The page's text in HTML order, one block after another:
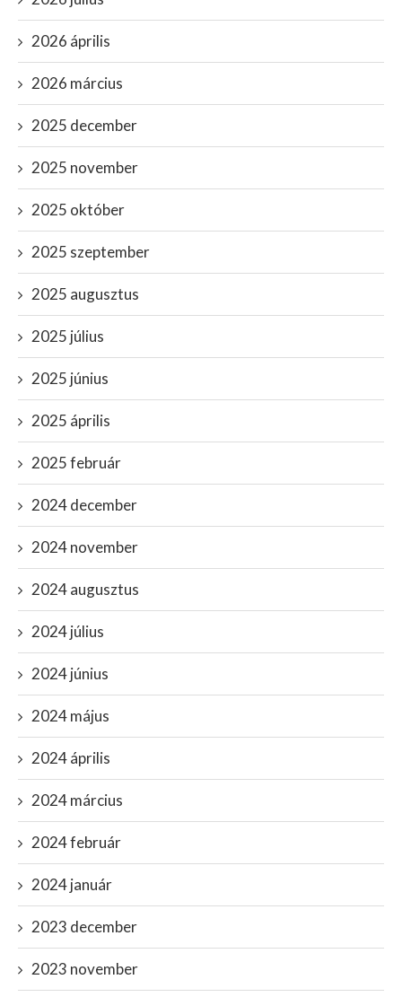
2026 április
2026 március
2025 december
2025 november
2025 október
2025 szeptember
2025 augusztus
2025 július
2025 június
2025 április
2025 február
2024 december
2024 november
2024 augusztus
2024 július
2024 június
2024 május
2024 április
2024 március
2024 február
2024 január
2023 december
2023 november